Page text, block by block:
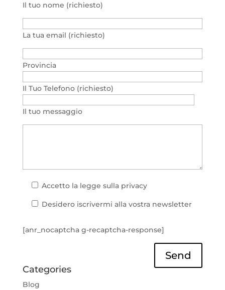
Il tuo nome (richiesto)
La tua email (richiesto)
Provincia
Il Tuo Telefono (richiesto)
Il tuo messaggio
Accetto la legge sulla privacy
Desidero iscrivermi alla vostra newsletter
[anr_nocaptcha g-recaptcha-response]
Send
Categories
Blog